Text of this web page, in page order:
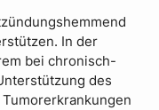
In der
bei chronisch-
des